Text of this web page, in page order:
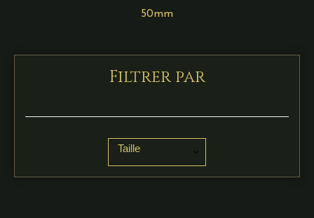
50mm
Filtrer par